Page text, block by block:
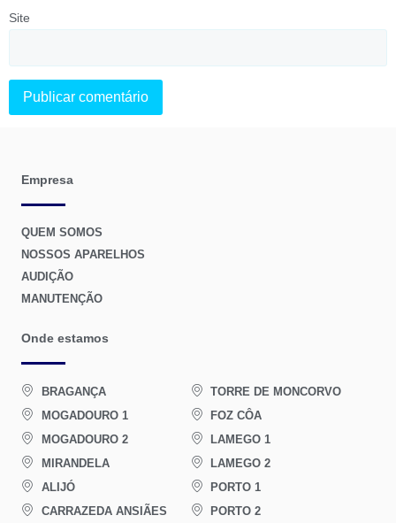
Site
Empresa
QUEM SOMOS
NOSSOS APARELHOS
AUDIÇÃO
MANUTENÇÃO
Onde estamos
BRAGANÇA
MOGADOURO 1
MOGADOURO 2
MIRANDELA
ALIJÓ
CARRAZEDA ANSIÃES
TORRE DE MONCORVO
FOZ CÔA
LAMEGO 1
LAMEGO 2
PORTO 1
PORTO 2